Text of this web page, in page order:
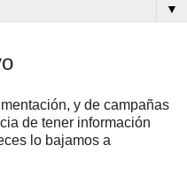
▼
y de campañas
de tener información
lo bajamos a